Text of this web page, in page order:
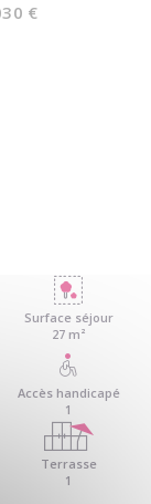
€
Surface séjour
27 m²
Accès handicapé
1
Terrasse
1